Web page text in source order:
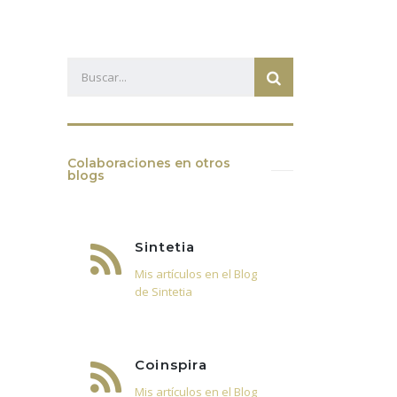
Colaboraciones en otros
blogs
Sintetia
Mis artículos en el Blog
de Sintetia
Coinspira
Mis artículos en el Blog